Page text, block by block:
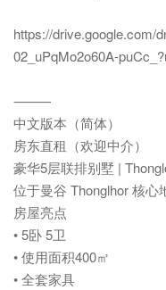
https://drive.google.com/
02_uPqMo2o60A-
⸻
中文版本（简体）
房东直租（欢迎中介）
豪华5层联排别墅 |
位于曼谷 Thonglhor 核心
房屋亮点
• 5卧 5卫
• 使用面积400㎡
• 全套家具